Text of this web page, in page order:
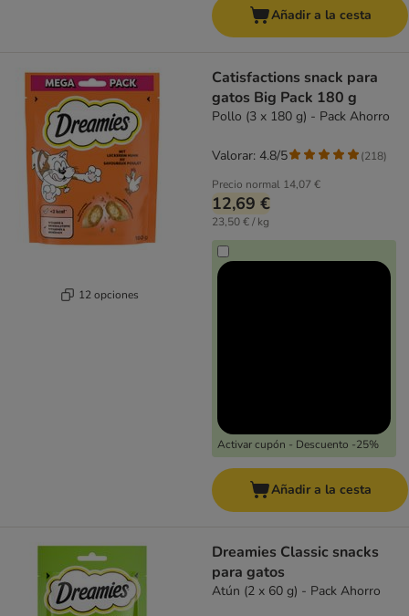
Añadir a la cesta
12 opciones
Catisfactions snack para
gatos Big Pack 180 g
Pollo (3 x 180 g) - Pack Ahorro
Precio normal 14,07 €
12,69 €
23,50 € / kg
Activar cupón - Descuento -25%
Valorar: 4.8/5 (218)
Añadir a la cesta
Dreamies Classic snacks
para gatos
Atún (2 x 60 g) - Pack Ahorro